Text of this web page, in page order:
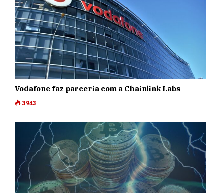
Vodafone faz parceria com a Chainlink Labs
3943